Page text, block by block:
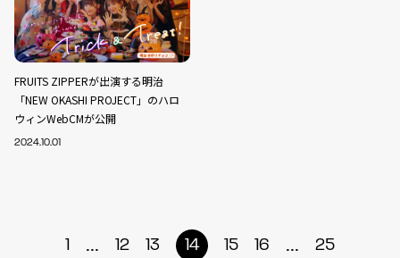
FRUITS ZIPPERが出演する明治
「NEW OKASHI PROJECT」のハロ
ウィンWebCMが公開
2024.10.01
1 ... 12 13 14 15 16 ... 25